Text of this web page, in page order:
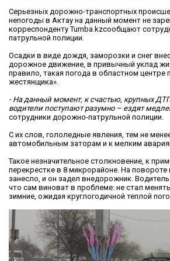
Серьезных дорожно-транспортных
непогоды в Актау на данный момент не
корреспонденту Tumba.kzсообщают
патрульной полиции.
Осадки в виде дождя, заморозки и снег
дорожное движение, в привычный уклад
правило, такая погода в областном центре
жестянщика».
- На данный момент, к счастью, крупных
водители поступают разумно – ездят
сотрудники дорожно-патрульной полиции.
С их слов, гололедные явления, тем не
автомобильным заторам и к мелким
Такое незначительное столкновение, к
перекрестке в 8 микрорайоне. На повороте
занесло, и он задел внедорожник.
что сам виноват в проблеме: не стал
зимние, ожидая круглогодичной теплой